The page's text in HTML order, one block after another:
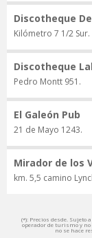
Discotheque
Kilómetro 7 1/2 Sur.
Discotheque
Pedro Montt 951.
El Galeón Pub
21 de Mayo 1243.
Mirador de los
km. 5,5 camino
(*): Precios desde.
operador de turismo y
no se hace